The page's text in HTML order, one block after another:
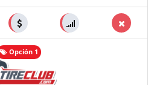
Medidas
Opción 1